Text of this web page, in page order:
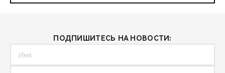
ПОДПИШИТЕСЬ НА НОВОСТИ: